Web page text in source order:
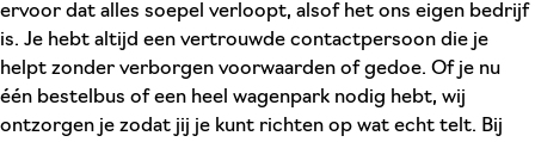
ervoor dat alles soepel verloopt, alsof het ons eigen bedrijf
is. Je hebt altijd een vertrouwde contactpersoon die je
helpt zonder verborgen voorwaarden of gedoe. Of je nu
één bestelbus of een heel wagenpark nodig hebt, wij
ontzorgen je zodat jij je kunt richten op wat echt telt. Bij